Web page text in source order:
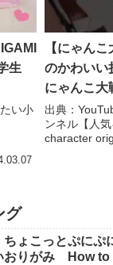
生
い小
【にゃん
のかわいい
にゃんこ大
やんぽっぐ
しチャンネ
(Popular
出典：
ンネル【人
character
グ
ちょこっとぷに
おりがみ How to